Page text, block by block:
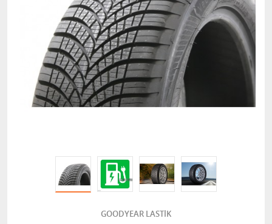
GOODYEAR LASTİK